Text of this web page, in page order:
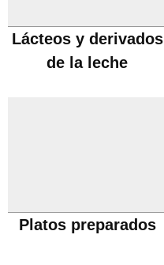
Lácteos y derivados
de la leche
Platos preparados